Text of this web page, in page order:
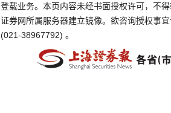
登载业务。本页内容未经书面授权许可，不
证券网所属服务器建立镜像。欲咨询授权事
(021-38967792) 。